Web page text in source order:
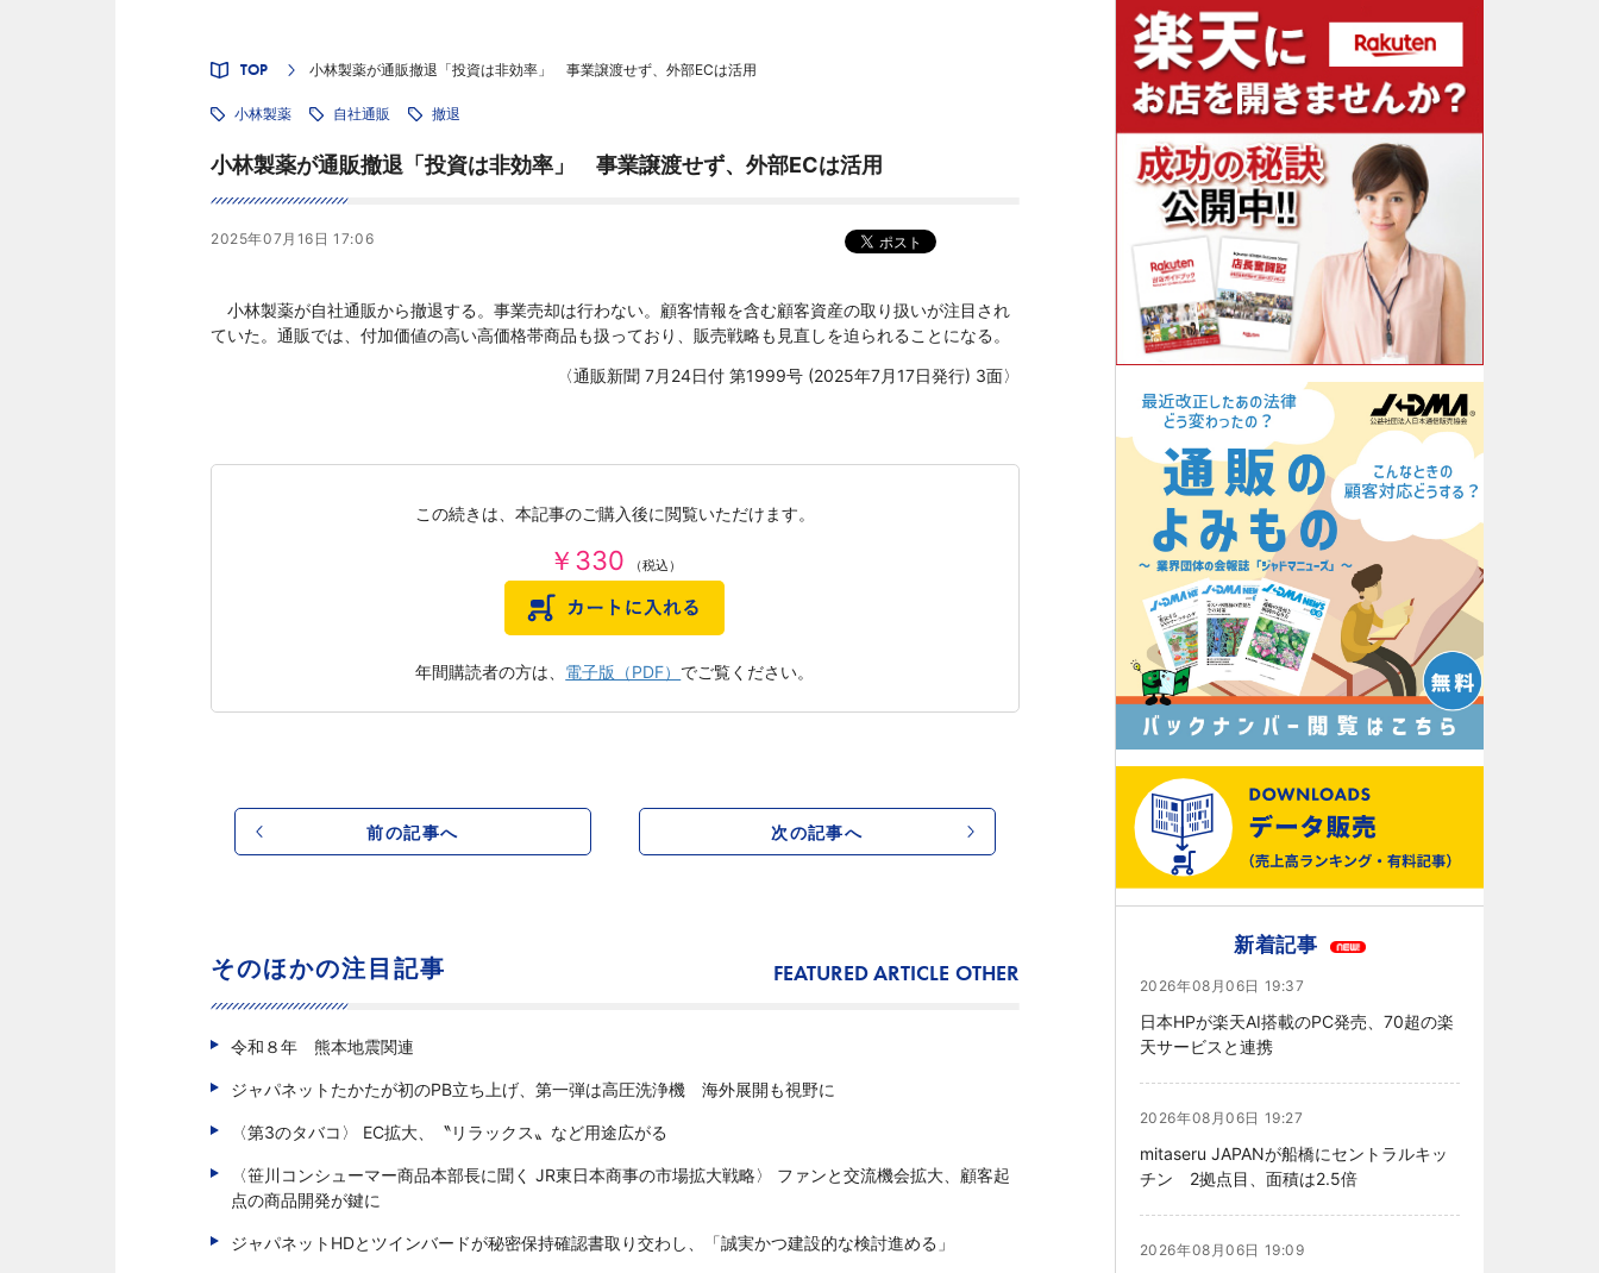
TOP 小林製薬が通販撤退「投資は非効率」 事業譲渡せず、外部ECは活用
小林製薬 自社通販 撤退
小林製薬が通販撤退「投資は非効率」 事業譲渡せず、外部ECは活用
2025年07月16日 17:06
小林製薬が自社通販から撤退する。事業売却は行わない。顧客情報を含む顧客資産の取り扱いが注目され
ていた。通販では、付加価値の高い高価格帯商品も扱っており、販売戦略も見直しを迫られることになる。
〈通販新聞 7月24日付 第1999号 (2025年7月17日発行) 3面〉
この続きは、本記事のご購入後に閲覧いただけます。
￥330 （税込）
年間購読者の方は、 電子版（PDF） でご覧ください。
前の記事へ 次の記事へ
そのほかの注目記事 FEATURED ARTICLE OTHER
令和８年 熊本地震関連
ジャパネットたかたが初のPB立ち上げ、第一弾は高圧洗浄機 海外展開も視野に
〈第3のタバコ〉 EC拡大、〝リラックス〟など用途広がる
〈笹川コンシューマー商品本部長に聞く JR東日本商事の市場拡大戦略〉 ファンと交流機会拡大、顧客起
点の商品開発が鍵に
ジャパネットHDとツインバードが秘密保持確認書取り交わし、「誠実かつ建設的な検討進める」
新着記事
2026年08月06日 19:37
日本HPが楽天AI搭載のPC発売、70超の楽
天サービスと連携
2026年08月06日 19:27
mitaseru JAPANが船橋にセントラルキッ
チン 2拠点目、面積は2.5倍
2026年08月06日 19:09